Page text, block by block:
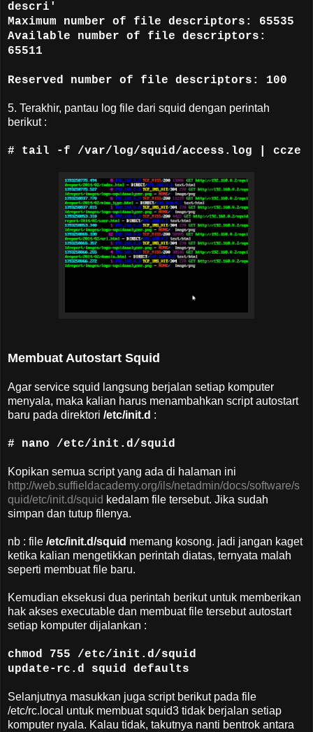
descri'
Maximum number of file descriptors: 65535
Available number of file descriptors:
65511
Reserved number of file descriptors: 100
5. Terakhir, pantau log file dari squid dengan perintah
berikut :
# tail -f /var/log/squid/access.log | ccze
Membuat Autostart Squid
Agar service squid langsung berjalan setiap komputer
menyala, maka kalian harus menambahkan script autostart
baru pada direktori /etc/init.d :
# nano /etc/init.d/squid
Kopikan semua script yang ada di halaman ini
http://web.suffieldacademy.org/ils/netadmin/docs/software/s
quid/etc/init.d/squid kedalam file tersebut. Jika sudah
simpan dan tutup filenya.
nb : file /etc/init.d/squid memang kosong. jadi jangan kaget
ketika kalian mengetikkan perintah diatas, ternyata malah
seperti membuat file baru.
Kemudian eksekusi dua perintah berikut untuk memberikan
hak akses executable dan membuat file tersebut autostart
setiap komputer dijalankan :
chmod 755 /etc/init.d/squid
update-rc.d squid defaults
Selanjutnya masukkan juga script berikut pada file
/etc/rc.local untuk membuat squid3 tidak berjalan setiap
komputer nyala. Kalau tidak, takutnya nanti bentrok antara